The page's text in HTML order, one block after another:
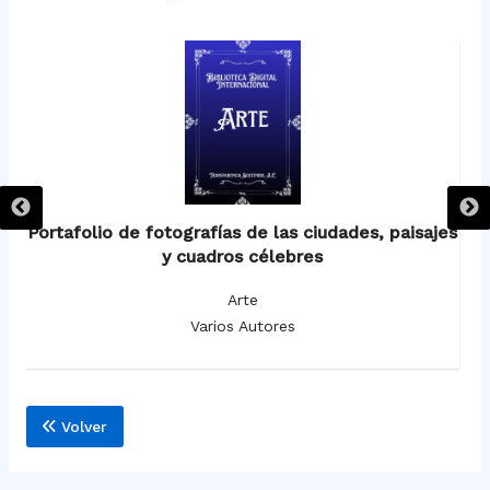
Portafolio de fotografías de las ciudades, paisajes
y cuadros célebres
Arte
Varios Autores
Volver